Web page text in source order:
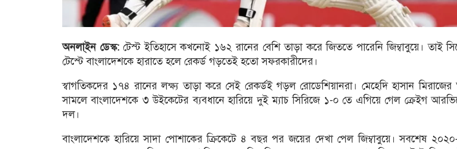
অনলা্ইন ডেস্ক: টেস্ট ইতিহাসে কখনোই ১৬২ রানের বেশি তাড়া করে জিততে পারেনি জিম্বাবুয়ে। তাই
টেস্টে বাংলাদেশকে হারাতে হলে রেকর্ড গড়তেই হতো সফরকারীদের।
স্বাগতিকদের ১৭৪ রানের লক্ষ্য তাড়া করে সেই রেকর্ডই গড়ল রোডেশিয়ানরা। মেহেদি হাসান মিরাজের
সামলে বাংলাদেশকে ৩ উইকেটের ব্যবধানে হারিয়ে দুই ম্যাচ সিরিজে ১-০ তে এগিয়ে গেল ক্রেইগ
দল।
বাংলাদেশকে হারিয়ে সাদা পোশাকের ক্রিকেটে ৪ বছর পর জয়ের দেখা পেল জিম্বাবুয়ে। সবশেষ